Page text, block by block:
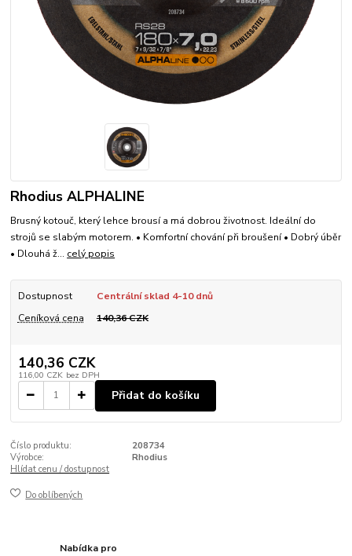
Rhodius ALPHALINE
Brusný kotouč, který lehce brousí a má dobrou životnost. Ideální do
strojů se slabým motorem. • Komfortní chování při broušení • Dobrý úběr
• Dlouhá ž... celý popis
Dostupnost
Centrální sklad 4-10 dnů
Ceníková cena
140,36 CZK
140,36 CZK
116,00 CZK bez DPH
Přidat do košíku
Číslo produktu:
208734
Výrobce:
Rhodius
Hlídat cenu / dostupnost
Do oblíbených
Nabídka pro